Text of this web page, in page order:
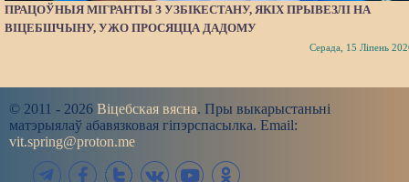
ПРАЦОЎНЫЯ МІГРАНТЫ З УЗБІКЕСТАНУ, ЯКІХ ПРЫВЕЗЛІ НА
ВІЦЕБШЧЫНУ, УЖО ПРОСЯЦЦА ДАДОМУ
Серада, 15 Ліпень
© 2011 - 2026 Віцебская вясна. Пры выкарыстаньні
матэрыялаў абавязковая гіпэрспасылка. Email:
vit.spring@proton.me